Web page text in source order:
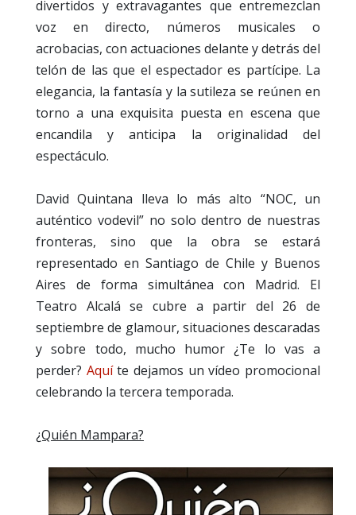
divertidos y extravagantes que entremezclan
voz en directo, números musicales o
acrobacias, con actuaciones delante y detrás del
telón de las que el espectador es partícipe. La
elegancia, la fantasía y la sutileza se reúnen en
torno a una exquisita puesta en escena que
encandila y anticipa la originalidad del
espectáculo.
David Quintana lleva lo más alto “NOC, un
auténtico vodevil” no solo dentro de nuestras
fronteras, sino que la obra se estará
representado en Santiago de Chile y Buenos
Aires de forma simultánea con Madrid. El
Teatro Alcalá se cubre a partir del 26 de
septiembre de glamour, situaciones descaradas
y sobre todo, mucho humor ¿Te lo vas a
perder? Aquíte dejamos un vídeo promocional
celebrando la tercera temporada.
¿Quién Mampara?